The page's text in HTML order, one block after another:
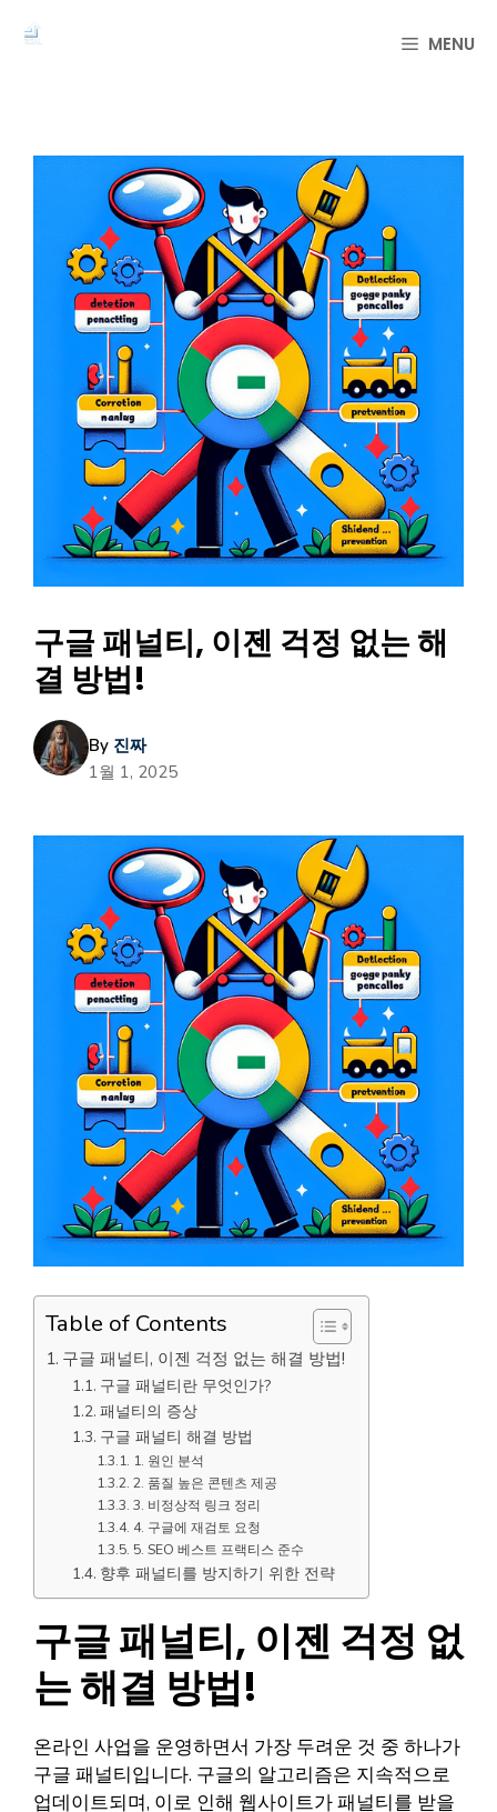
MENU
구글 패널티, 이젠 걱정 없는 해
결 방법!
By 진짜
1월 1, 2025
Table of Contents
구글 패널티, 이젠 걱정 없는 해결 방법!
구글 패널티란 무엇인가?
패널티의 증상
구글 패널티 해결 방법
1. 원인 분석
2. 품질 높은 콘텐츠 제공
3. 비정상적 링크 정리
4. 구글에 재검토 요청
5. SEO 베스트 프랙티스 준수
향후 패널티를 방지하기 위한 전략
구글 패널티, 이젠 걱정 없
는 해결 방법!
온라인 사업을 운영하면서 가장 두려운 것 중 하나가
구글 패널티입니다. 구글의 알고리즘은 지속적으로
업데이트되며, 이로 인해 웹사이트가 패널티를 받을